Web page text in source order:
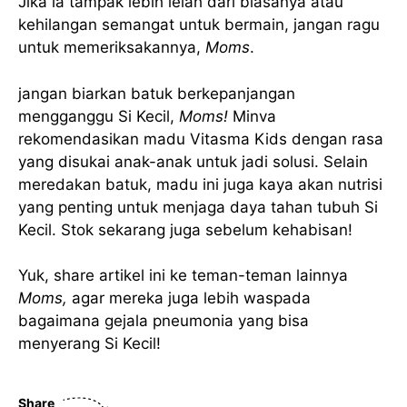
kehilangan semangat untuk bermain, jangan ragu
untuk memeriksakannya, Moms.
jangan biarkan batuk berkepanjangan
mengganggu Si Kecil, Moms! Minva
rekomendasikan madu Vitasma Kids dengan rasa
yang disukai anak-anak untuk jadi solusi. Selain
meredakan batuk, madu ini juga kaya akan nutrisi
yang penting untuk menjaga daya tahan tubuh Si
Kecil. Stok sekarang juga sebelum kehabisan!
Yuk, share artikel ini ke teman-teman lainnya
Moms, agar mereka juga lebih waspada
bagaimana gejala pneumonia yang bisa
menyerang Si Kecil!
Share